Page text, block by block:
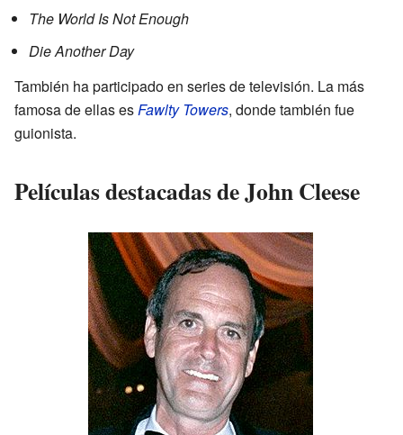
The World Is Not Enough
Die Another Day
También ha participado en series de televisión. La más
famosa de ellas esFawlty Towers, donde también fue
guionista.
Películas destacadas de John Cleese